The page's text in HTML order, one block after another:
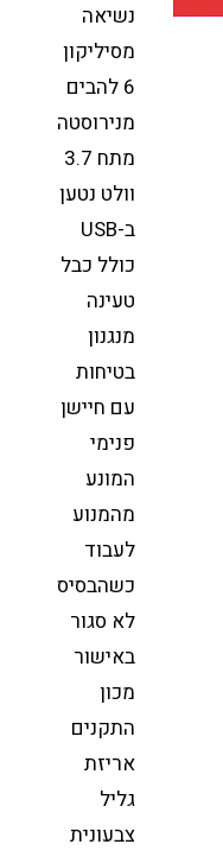
נשיאה
מסיליקון
6 להבים
מנירוסטה
מתח 3.7
וולט נטען
ב-USB
כולל כבל
טעינה
מנגנון
בטיחות
עם חיישן
פנימי
המונע
מהמנוע
לעבוד
כשהבסיס
לא סגור
באישור
מכון
התקנים
אריזת
גליל
צבעונית